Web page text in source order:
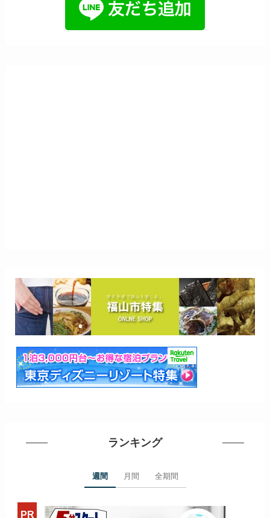
ランキング
週間 月間 全期間